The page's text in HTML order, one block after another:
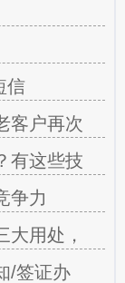
信
客户再次
有这些技
争力
大用处，
/签证办